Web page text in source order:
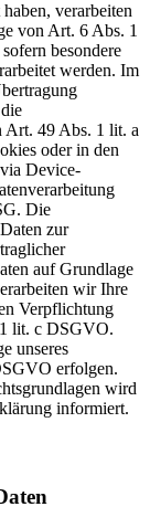
verarbeiten
von Art. 6 Abs. 1
besondere
werden. Im
Art. 49 Abs. 1 lit. a
oder in den
Device-
Die
zur
auf Grundlage
wir Ihre
Verpflichtung
lit. c DSGVO.
unseres
erfolgen.
wird
informiert.